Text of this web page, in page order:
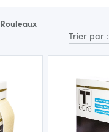
Rouleaux
Trier par :